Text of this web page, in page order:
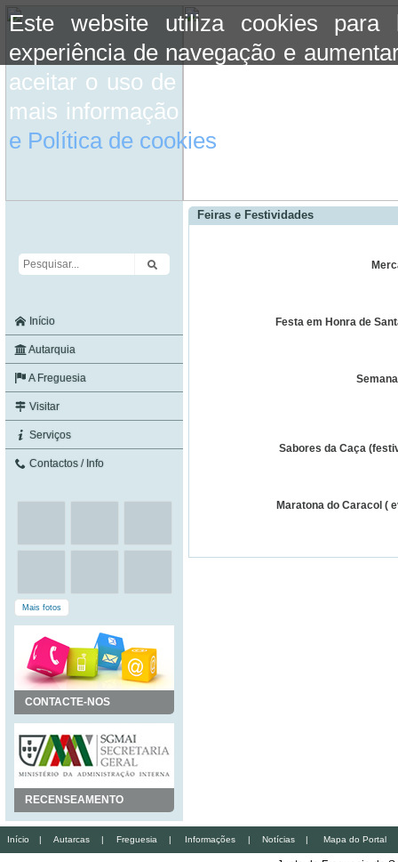
Este website utiliza cookies para
experiência de navegação e
aceitar o uso de cookies basta
mais informação consulte a
e Política de cookies
Início
Autarquia
A Freguesia
Visitar
Serviços
Contactos / Info
Mais fotos
CONTACTE-NOS
RECENSEAMENTO
Feiras e Festividades
Festa em Honra de
Sabores da Caça
Maratona do Caracol (
Início | Autarcas | Freguesia | Informações | Notícias | Mapa do Portal